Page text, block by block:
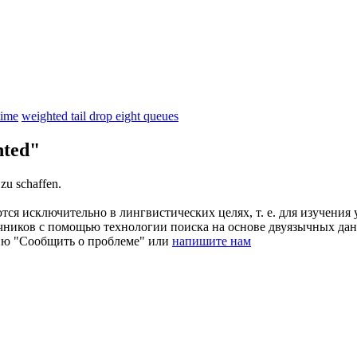
weighted tail drop eight queues
schaffen.
исключительно в лингвистических целях, т. е. для
с помощью технологии поиска на основе двуязычных
"Сообщить о проблеме" или напишите нам